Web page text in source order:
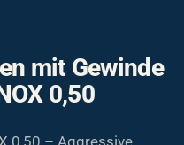
mit Gewinde
0,50
0,50 – Aggressive